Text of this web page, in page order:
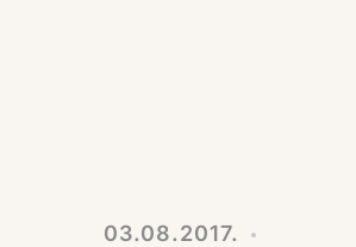
03.08.2017.